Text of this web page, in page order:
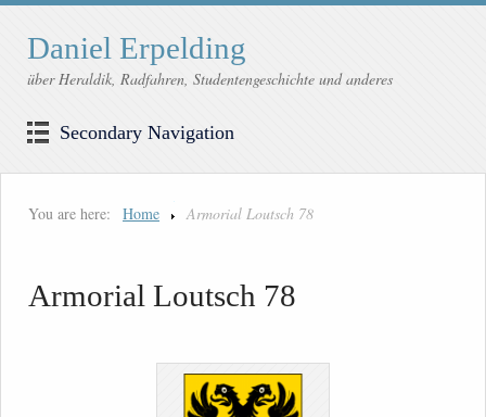
Daniel Erpelding
über Heraldik, Radfahren, Studentengeschichte und anderes
Secondary Navigation
You are here: Home Armorial Loutsch 78
Armorial Loutsch 78